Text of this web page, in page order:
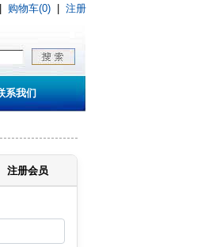
购物车(0) 注册
系我们
注册会员